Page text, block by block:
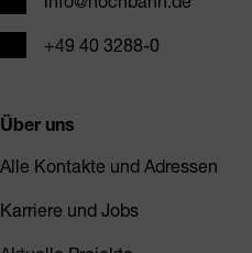
Telefon+49 40 3288-0
Über uns
Alle Kontakte und Adressen
Karriere und Jobs